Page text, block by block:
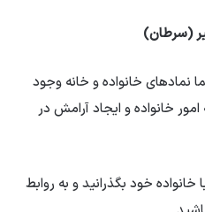
نمادهای خانواده و خانه وجود
خانواده و ایجاد آرامش در
خانواده خود بگذرانید و به روابط